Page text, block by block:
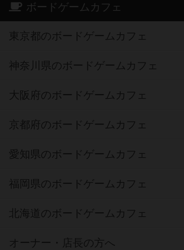
ボードゲームカフェ
東京都のボードゲームカフェ
神奈川県のボードゲームカフェ
大阪府のボードゲームカフェ
京都府のボードゲームカフェ
愛知県のボードゲームカフェ
福岡県のボードゲームカフェ
北海道のボードゲームカフェ
オーナー・店長の方へ